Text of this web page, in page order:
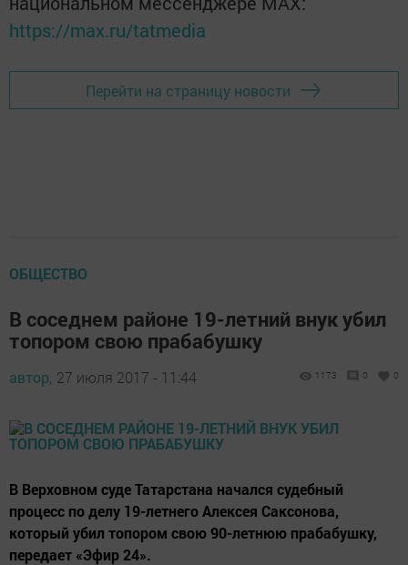
https://max.ru/tatmedia
Перейти на страницу новости
ОБЩЕСТВО
В соседнем районе 19-летний внук убил
топором свою прабабушку
автор, 27 июля 2017 - 11:44 1173 0 0
В Верховном суде Татарстана начался судебный
процесс по делу 19-летнего Алексея Саксонова,
который убил топором свою 90-летнюю прабабушку,
передает «Эфир 24».